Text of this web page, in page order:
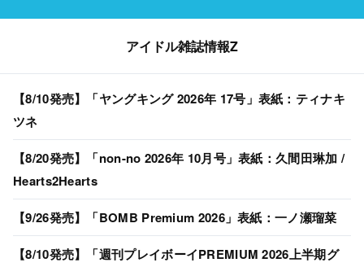
アイドル雑誌情報Z
【8/10発売】「ヤングキング 2026年 17号」表紙：ティナキ
ツネ
【8/20発売】「non-no 2026年 10月号」表紙：久間田琳加 /
Hearts2Hearts
【9/26発売】「BOMB Premium 2026」表紙：一ノ瀬瑠菜
【8/10発売】「週刊プレイボーイPREMIUM 2026上半期グ